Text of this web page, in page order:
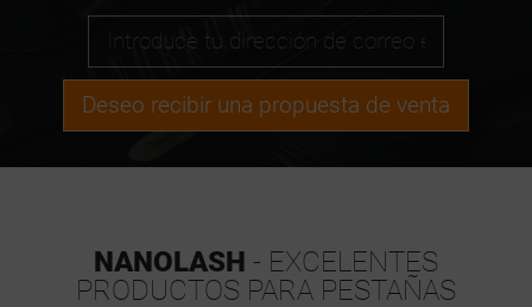
Deseo recibir una propuesta de venta
NANOLASH - EXCELENTES
PRODUCTOS PARA PESTAÑAS